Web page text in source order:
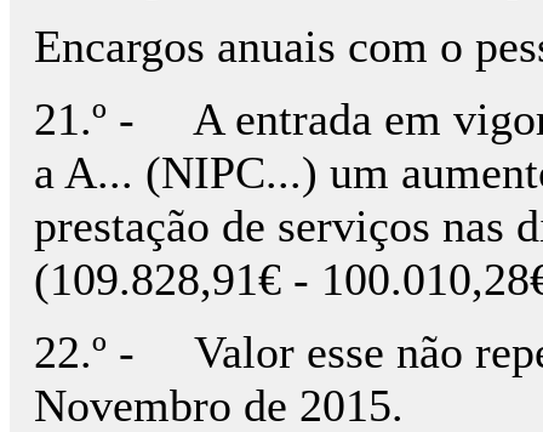
Encargos anuais
21.º - A entrada em
a A... (NIPC...) um
prestação de serviços nas
(109.828,91€ -
22.º - Valor esse não
Novembro de 2015.